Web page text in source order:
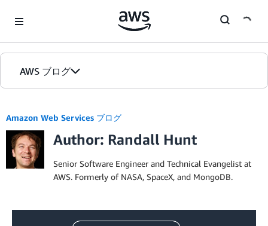
AWS ブログ
カテゴリ
エディション
Amazon Web Services ブログ
Author: Randall Hunt
Senior Software Engineer and Technical Evangelist at
AWS. Formerly of NASA, SpaceX, and MongoDB.